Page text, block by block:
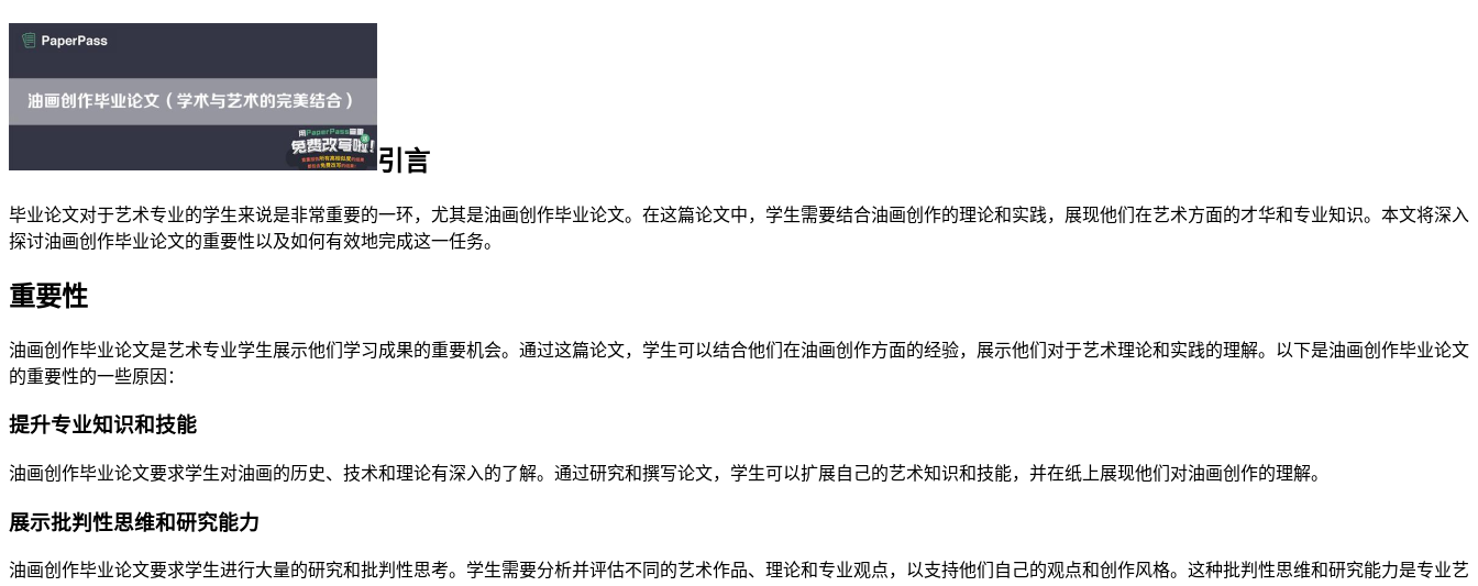
引言
毕业论文对于艺术专业的学生来说是非常重要的一环，尤其是油画创作毕业论文。在这篇论文中，学生需要结合油画创作的理论和实践，展现他们在艺术方面的才华和专业知识。本文将深入
探讨油画创作毕业论文的重要性以及如何有效地完成这一任务。
重要性
油画创作毕业论文是艺术专业学生展示他们学习成果的重要机会。通过这篇论文，学生可以结合他们在油画创作方面的经验，展示他们对于艺术理论和实践的理解。以下是油画创作毕业论文
的重要性的一些原因：
提升专业知识和技能
油画创作毕业论文要求学生对油画的历史、技术和理论有深入的了解。通过研究和撰写论文，学生可以扩展自己的艺术知识和技能，并在纸上展现他们对油画创作的理解。
展示批判性思维和研究能力
油画创作毕业论文要求学生进行大量的研究和批判性思考。学生需要分析并评估不同的艺术作品、理论和专业观点，以支持他们自己的观点和创作风格。这种批判性思维和研究能力是专业艺